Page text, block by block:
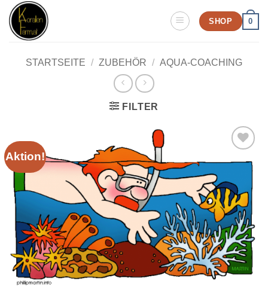
Zum
Inhalt
springen
SHOP 0
STARTSEITE / ZUBEHÖR / AQUA-COACHING
FILTER
Aktion!
Zu
Wunschliste
hinzufügen